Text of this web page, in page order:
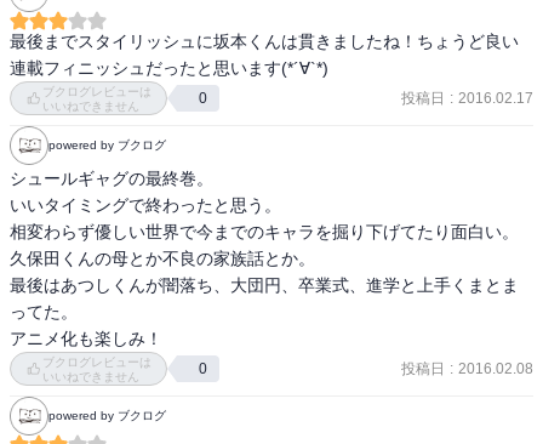
最後までスタイリッシュに坂本くんは貫きましたね！ちょうど良い
連載フィニッシュだったと思います(*´∀`*)
ブクログレビューは
いいねできません
0 投稿日 : 2016.02.17
powered by ブクログ
シュールギャグの最終巻。
いいタイミングで終わったと思う。
相変わらず優しい世界で今までのキャラを掘り下げてたり面白い。
久保田くんの母とか不良の家族話とか。
最後はあつしくんが闇落ち、大団円、卒業式、進学と上手くまとま
ってた。
アニメ化も楽しみ！
ブクログレビューは
いいねできません
0 投稿日 : 2016.02.08
powered by ブクログ